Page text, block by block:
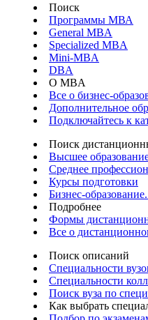
Поиск
Программы МВА
General MBA
Specialized MBA
Mini-MBA
DBA
О MBA
Все о бизнес-
Дополнительное
Подключайтесь к
Поиск
Высшее
Среднее
Курсы подготовки
Бизнес-
Подробнее
Формы
Все о
Поиск описаний
Специальности
Специальности
Поиск вуза по
Как выбрать